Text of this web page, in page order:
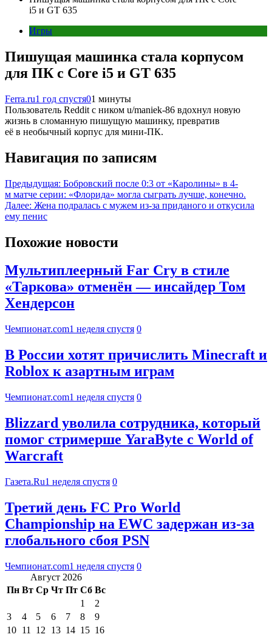
i5 и GT 635
Игры
Пишущая машинка стала корпусом
для ПК с Core i5 и GT 635
Ferra.ru1 год спустя01 минуты
Пользователь Reddit с ником u/maniek-86 вдохнул новую
жизнь в сломанную пишущую машинку, превратив
её в необычный корпус для мини-ПК.
Навигация по записям
Предыдущая: Бобровский после 0:3 от «Каролины» в 4-
м матче серии: «Флорида» могла сыграть лучше, конечно.
Далее: Жена подралась с мужем из-за приданого и откусила
ему пенис
Похожие новости
Мультиплеерный Far Cry в стиле
«Таркова» отменён — инсайдер Том
Хендерсон
Чемпионат.com1 неделя спустя 0
В России хотят причислить Minecraft и
Roblox к азартным играм
Чемпионат.com1 неделя спустя 0
Blizzard уволила сотрудника, который
помог стримерше YaraByte с World of
Warcraft
Газета.Ru1 неделя спустя 0
Третий день FC Pro World
Championship на EWC задержан из-за
глобального сбоя PSN
Чемпионат.com1 неделя спустя 0
Август 2026
Пн Вт Ср Чт Пт Сб Вс
1
2
3
4 5 6 7 8
9
10 11 12 13 14 15 16